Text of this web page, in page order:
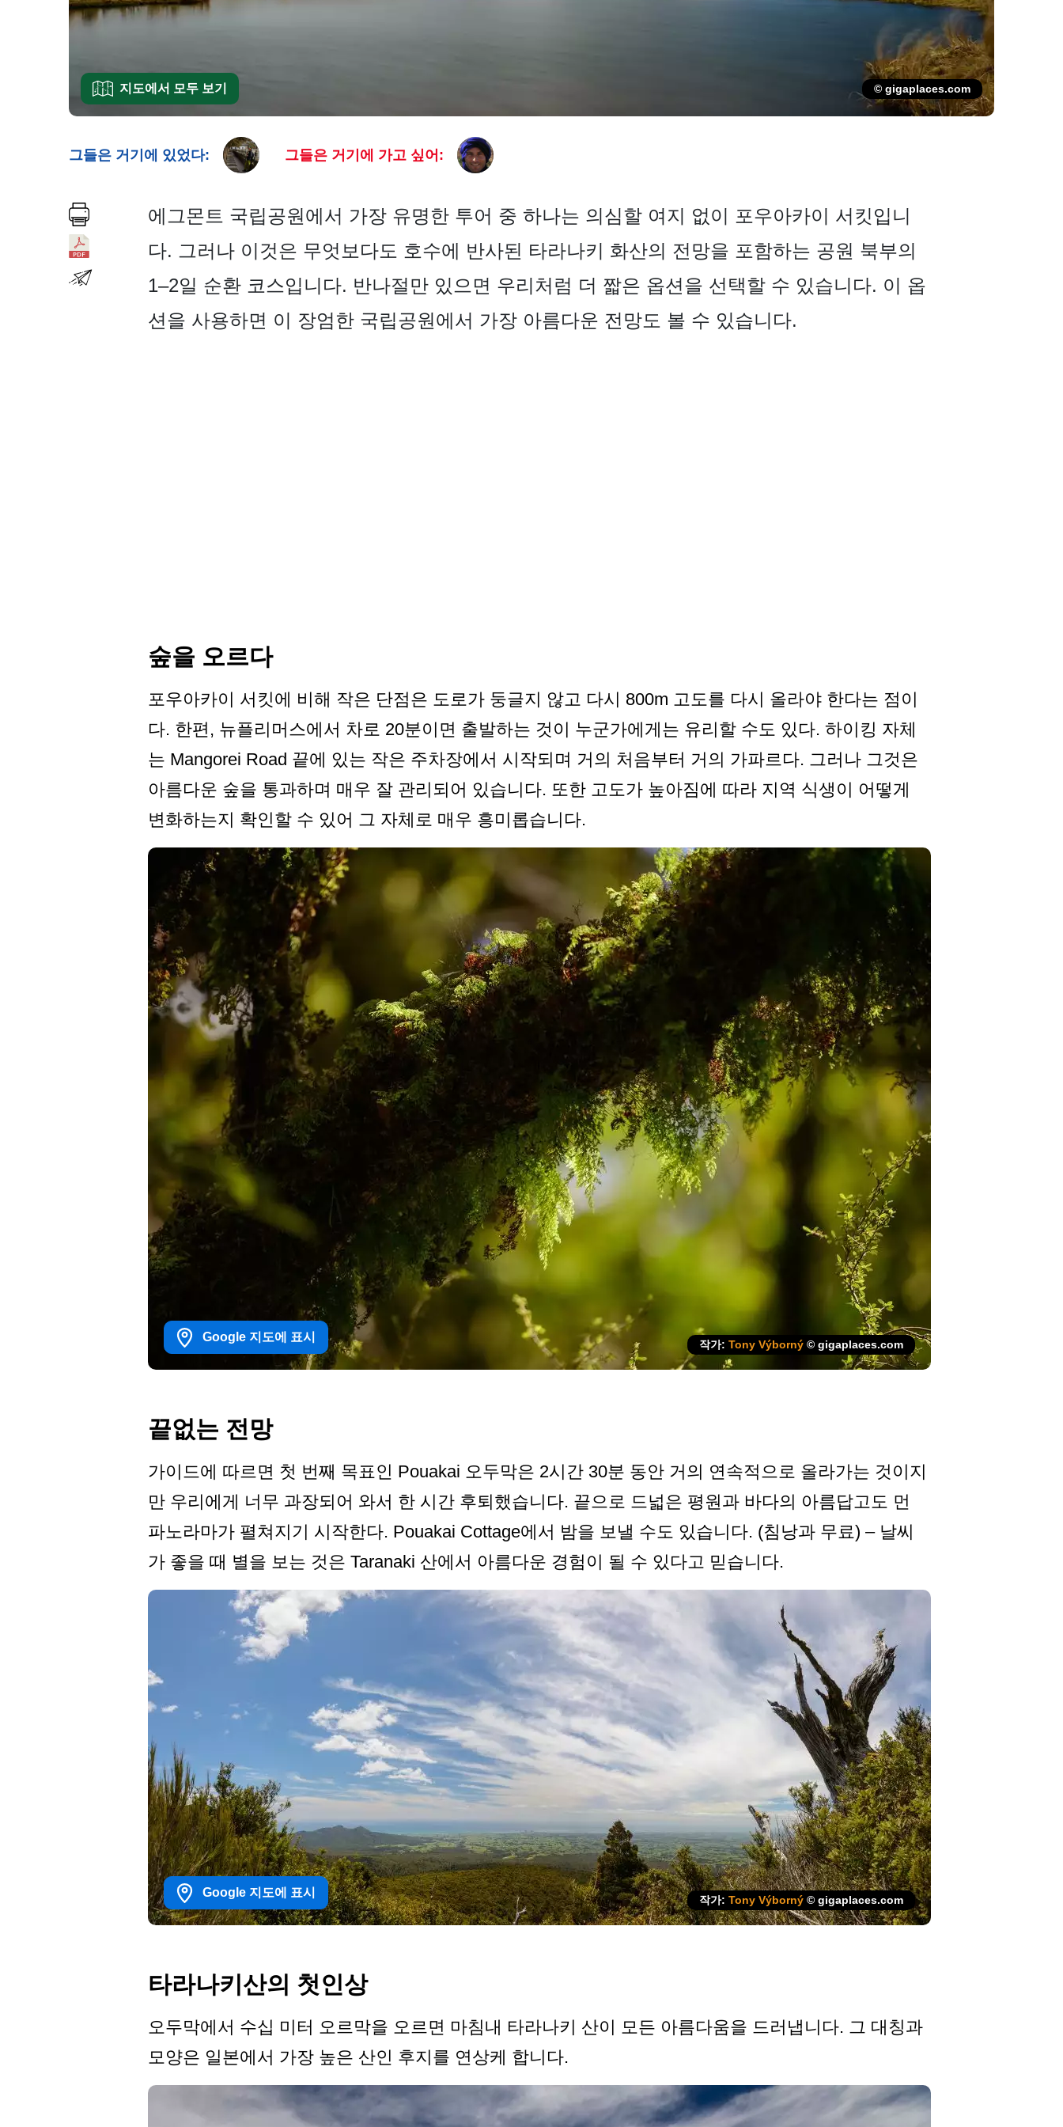
지도에서 모두 보기 © gigaplaces.com
그들은 거기에 있었다: 그들은 거기에 가고 싶어:
에그몬트 국립공원에서 가장 유명한 투어 중 하나는 의심할 여지 없이 포우아카이 서킷입니
다. 그러나 이것은 무엇보다도 호수에 반사된 타라나키 화산의 전망을 포함하는 공원 북부의
1–2일 순환 코스입니다. 반나절만 있으면 우리처럼 더 짧은 옵션을 선택할 수 있습니다. 이 옵
션을 사용하면 이 장엄한 국립공원에서 가장 아름다운 전망도 볼 수 있습니다.
숲을 오르다
포우아카이 서킷에 비해 작은 단점은 도로가 둥글지 않고 다시 800m 고도를 다시 올라야 한다는 점이
다. 한편, 뉴플리머스에서 차로 20분이면 출발하는 것이 누군가에게는 유리할 수도 있다. 하이킹 자체
는 Mangorei Road 끝에 있는 작은 주차장에서 시작되며 거의 처음부터 거의 가파르다. 그러나 그것은
아름다운 숲을 통과하며 매우 잘 관리되어 있습니다. 또한 고도가 높아짐에 따라 지역 식생이 어떻게
변화하는지 확인할 수 있어 그 자체로 매우 흥미롭습니다.
Google 지도에 표시
작가: Tony Výborný © gigaplaces.com
끝없는 전망
가이드에 따르면 첫 번째 목표인 Pouakai 오두막은 2시간 30분 동안 거의 연속적으로 올라가는 것이지
만 우리에게 너무 과장되어 와서 한 시간 후퇴했습니다. 끝으로 드넓은 평원과 바다의 아름답고도 먼
파노라마가 펼쳐지기 시작한다. Pouakai Cottage에서 밤을 보낼 수도 있습니다. (침낭과 무료) – 날씨
가 좋을 때 별을 보는 것은 Taranaki 산에서 아름다운 경험이 될 수 있다고 믿습니다.
Google 지도에 표시
작가: Tony Výborný © gigaplaces.com
타라나키산의 첫인상
오두막에서 수십 미터 오르막을 오르면 마침내 타라나키 산이 모든 아름다움을 드러냅니다. 그 대칭과
모양은 일본에서 가장 높은 산인 후지를 연상케 합니다.